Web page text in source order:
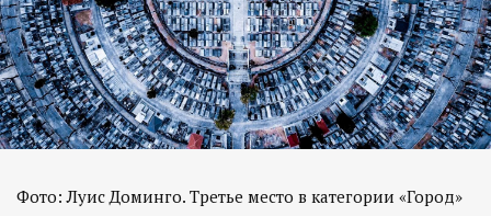
Фото: Луис Доминго. Третье место в категории «Город»